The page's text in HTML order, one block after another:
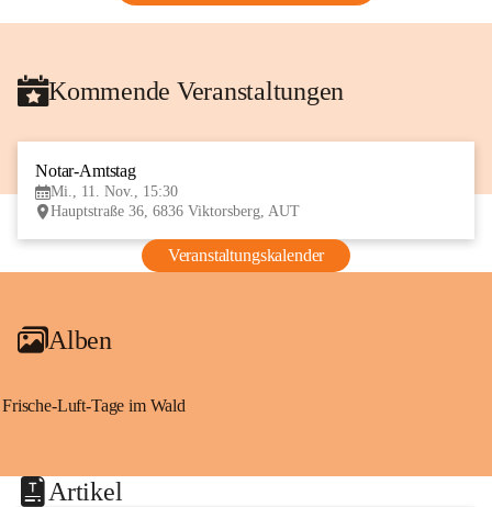
Kommende Veranstaltungen
Notar-Amtstag
Mi., 11. Nov., 15:30
Hauptstraße 36, 6836 Viktorsberg, AUT
Veranstaltungskalender
Alben
Frische-Luft-Tage im Wald
Artikel